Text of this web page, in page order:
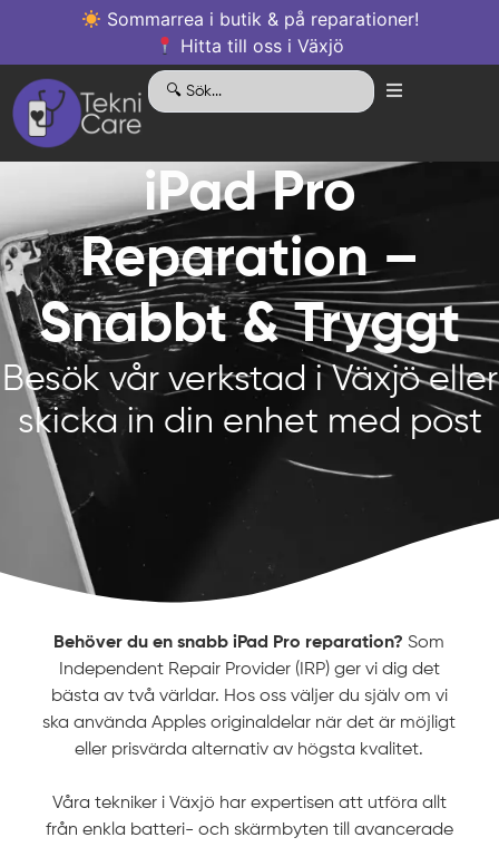
Sommarrea i butik & på reparationer!
Hitta till oss i Växjö
iPad Pro
Reparation –
Snabbt & Tryggt
Besök vår verkstad i Växjö eller
skicka in din enhet med post
Behöver du en snabb iPad Pro reparation? Som
Independent Repair Provider (IRP) ger vi dig det
bästa av två världar. Hos oss väljer du själv om vi
ska använda Apples originaldelar när det är möjligt
eller prisvärda alternativ av högsta kvalitet.
Våra tekniker i Växjö har expertisen att utföra allt
från enkla batteri- och skärmbyten till avancerade